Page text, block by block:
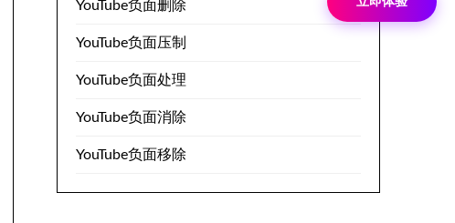
YouTube负面删除
YouTube负面压制
YouTube负面处理
YouTube负面消除
YouTube负面移除